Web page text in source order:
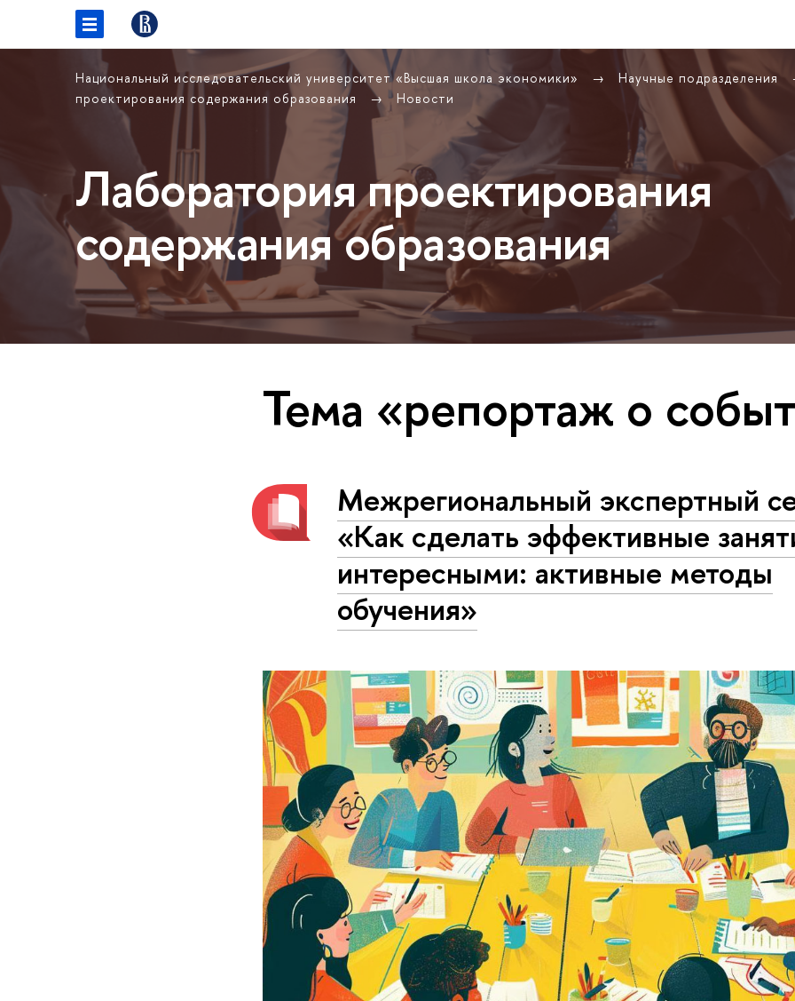
Национальный исследовательский университет «Высшая школа экономики»
Научные подразделения
проектирования содержания образования
Новости
Лаборатория проектирования
содержания образования
Тема «репортаж о
Межрегиональный экспертный
«Как сделать эффективные
интересными: активные методы
обучения»